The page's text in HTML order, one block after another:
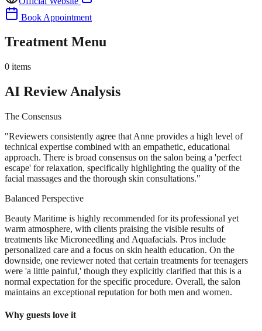
Book Appointment
Treatment Menu
0 items
AI Review Analysis
The Consensus
"Reviewers consistently agree that Anne provides a high level of
technical expertise combined with an empathetic, educational
approach. There is broad consensus on the salon being a 'perfect
escape' for relaxation, specifically highlighting the quality of the
facial massages and the thorough skin consultations."
Balanced Perspective
Beauty Maritime is highly recommended for its professional yet
warm atmosphere, with clients praising the visible results of
treatments like Microneedling and Aquafacials. Pros include
personalized care and a focus on skin health education. On the
downside, one reviewer noted that certain treatments for teenagers
were 'a little painful,' though they explicitly clarified that this is a
normal expectation for the specific procedure. Overall, the salon
maintains an exceptional reputation for both men and women.
Why guests love it